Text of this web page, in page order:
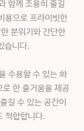
함께 조용히 즐길
용으로 프라이빗한
분위기와 간단한
습니다.
수용할 수 있는 화
한 즐거움을 제공
길 수 있는 공간이
적합합니다.